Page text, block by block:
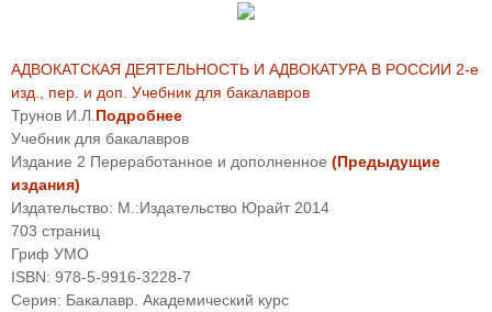
АДВОКАТСКАЯ ДЕЯТЕЛЬНОСТЬ И АДВОКАТУРА В РОССИИ 2-е
изд., пер. и доп. Учебник для бакалавров
Трунов И.Л. Подробнее
Учебник для бакалавров
Издание 2 Переработанное и дополненное (Предыдущие
издания)
Издательство: М.:Издательство Юрайт 2014
703 страниц
Гриф УМО
ISBN: 978-5-9916-3228-7
Серия: Бакалавр. Академический курс